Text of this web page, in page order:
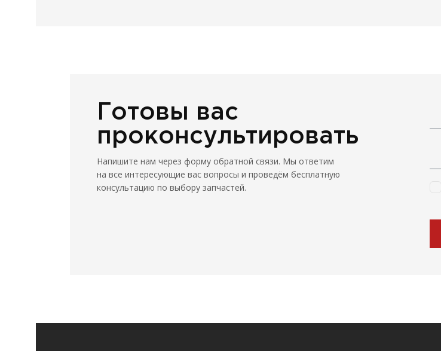
Готовы вас
проконсультировать
Напишите нам через форму обратной связи. Мы ответим
на все интересующие вас вопросы и проведём бесплатную
консультацию по выбору запчастей.